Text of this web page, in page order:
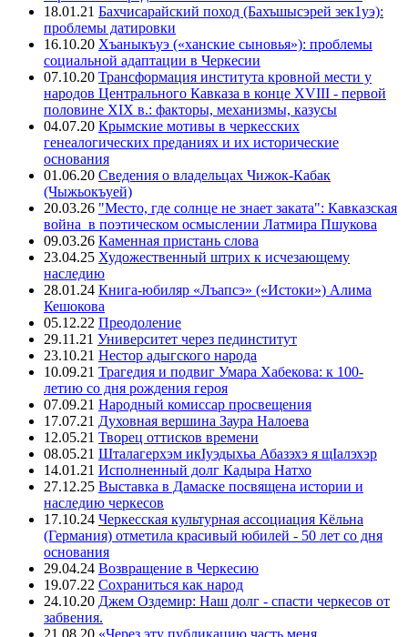
18.01.21 Бахчисарайский поход (Бахъшысэрей зек1уэ):
проблемы датировки
16.10.20 Хъаныкъуэ («ханские сыновья»): проблемы
социальной адаптации в Черкесии
07.10.20 Трансформация института кровной мести у
народов Центрального Кавказа в конце XVIII - первой
половине XIX в.: факторы, механизмы, казусы
04.07.20 Крымские мотивы в черкесских
генеалогических преданиях и их исторические
основания
01.06.20 Сведения о владельцах Чижок-Кабак
(Чыжьокъуей)
20.03.26 "Место, где солнце не знает заката": Кавказская
война в поэтическом осмыслении Латмира Пшукова
09.03.26 Каменная пристань слова
23.04.25 Художественный штрих к исчезающему
наследию
28.01.24 Книга-юбиляр «Лъапсэ» («Истоки») Алима
Кешокова
05.12.22 Преодоление
29.11.21 Университет через пединститут
23.10.21 Нестор адыгского народа
10.09.21 Трагедия и подвиг Умара Хабекова: к 100-
летию со дня рождения героя
07.09.21 Народный комиссар просвещения
17.07.21 Духовная вершина Заура Налоева
12.05.21 Творец оттисков времени
08.05.21 Шталагерхэм икIуэдыхьа Абазэхэ я щIалэхэр
14.01.21 Исполненный долг Кадыра Натхо
27.12.25 Выставка в Дамаске посвящена истории и
наследию черкесов
17.10.24 Черкесская культурная ассоциация Кёльна
(Германия) отметила красивый юбилей - 50 лет со дня
основания
29.04.24 Возвращение в Черкесию
19.07.22 Сохраниться как народ
24.10.20 Джем Оздемир: Наш долг - спасти черкесов от
забвения.